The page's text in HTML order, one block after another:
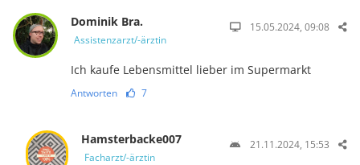
Dominik Bra.
Assistenzarzt/-ärztin
15.05.2024, 09:08
Ich kaufe Lebensmittel lieber im Supermarkt
Antworten 7
Hamsterbacke007
Facharzt/-ärztin
21.11.2024, 15:53